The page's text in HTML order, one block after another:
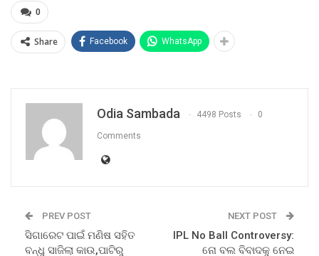
0
Share Facebook WhatsApp
Odia Sambada 4498 Posts 0
Comments
PREV POST
ସିଗାରେଟ ପାଇଁ ମଣିଷ ସହିତ
ବନ୍ଧୁ ସାଜିଲା କାଉ,ପାଟିରୁ
NEXT POST
IPL No Ball Controversy:
ନୋ ବଲ ବିବାଦକୁ ନେଇ